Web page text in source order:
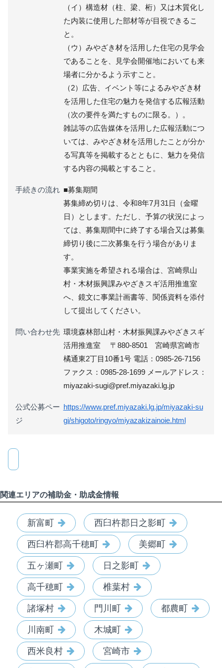
（イ）構造材（柱、梁、桁）又は木質化し
た内装に使用した部材等が目視できるこ
と。
（ウ）みやざき材を活用した住宅の見学会
であることを、見学会開催地においても来
場者に分かるよう示すこと。
（2）広告、イベント等によるみやざき材
を活用した住宅の魅力を発信する広報活動
（次の要件を満たすものに限る。）。
雑誌等の広告媒体を活用した広報活動につ
いては、みやざき材を活用したことが分か
る写真等を掲載するとともに、魅力を発信
する内容の掲載とすること。
手続きの流れ ■募集期間
募集締め切りは、令和8年7月31日（金曜
日）とします。ただし、予算の状況によっ
ては、募集期間中に終了する場合又は募集
締切り後に二次募集を行う場合がありま
す。
事業実施を希望される場合は、宮崎県山
村・木材振興課みやざきスギ活用推進室
へ、鏡文に事業計画書等、関係資料を添付
して提出してください。
問い合わせ先 環境森林部山村・木材振興課みやざきスギ
活用推進室 〒880-8501 宮崎県宮崎市
橘通東2丁目10番1号 電話：0985-26-7156
ファクス：0985-28-1699 メールアドレス：
miyazaki-sugi@pref.miyazaki.lg.jp
公式公募ペー
ジ
https://www.pref.miyazaki.lg.jp/miyazaki-su
gi/shigoto/ringyo/miyazakizainoie.html
関連エリアの補助金・助成金情報
新富町 西臼杵郡日之影町
西臼杵郡高千穂町 美郷町
五ヶ瀬町 日之影町
高千穂町 椎葉村
諸塚村 門川町 都農町
川南町 木城町
西米良村 宮崎市